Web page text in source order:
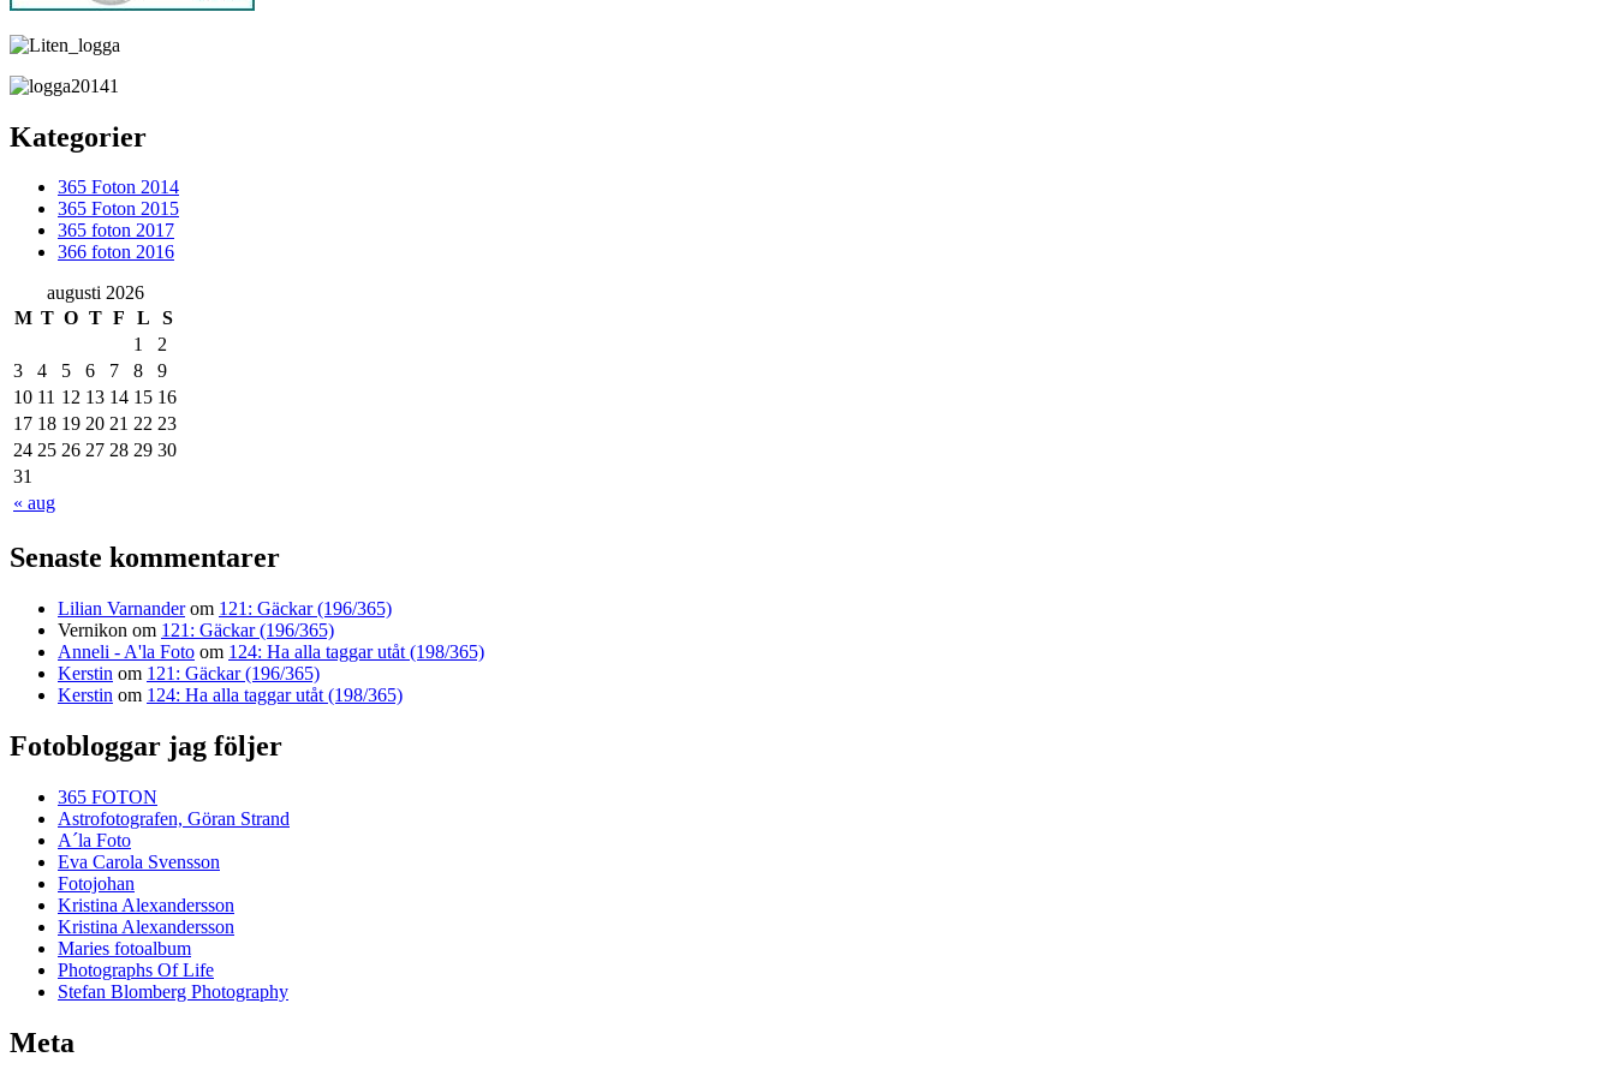
Kategorier
365 Foton 2014
365 Foton 2015
365 foton 2017
366 foton 2016
augusti 2026
M T O T F L S
« aug
1
2
3
4 5 6 7 8
9
10 11 12 13 14 15 16
17 18 19 20 21 22 23
24 25 26 27 28 29 30
31
Senaste kommentarer
Lilian Varnanderom 121: Gäckar (196/365)
Vernikon om 121: Gäckar (196/365)
Anneli - A'la Foto om 124: Ha alla taggar utåt (198/365)
Kerstin om 121: Gäckar (196/365)
Kerstin om 124: Ha alla taggar utåt (198/365)
Fotobloggar jag följer
365 FOTON
Astrofotografen, Göran Strand
A´la Foto
Eva Carola Svensson
Fotojohan
Kristina Alexandersson
Kristina Alexandersson
Maries fotoalbum
Photographs Of Life
Stefan Blomberg Photography
Meta